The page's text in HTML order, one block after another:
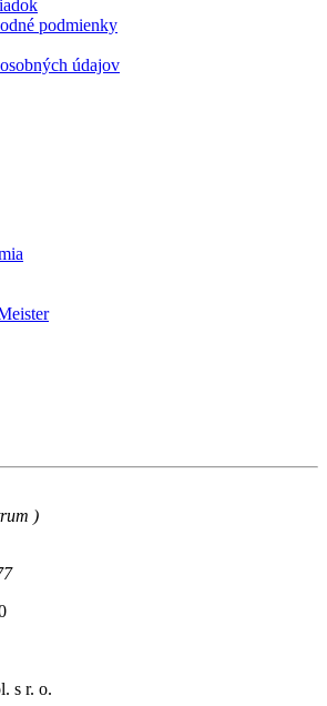
podmienky
údajov
)
s r. o.